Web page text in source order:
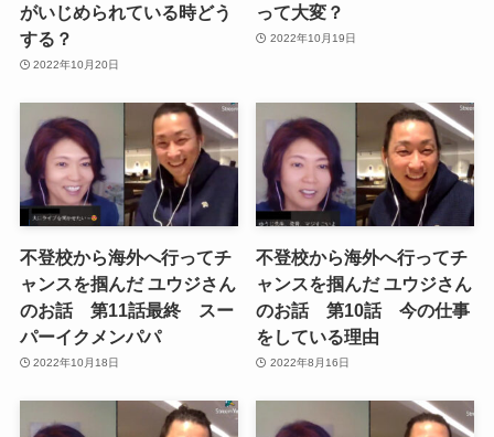
がいじめられている時どう
する？
2022年10月20日
って大変？
2022年10月19日
不登校から海外へ行ってチ
ャンスを掴んだ ユウジさん
のお話 第11話最終 スー
パーイクメンパパ
2022年10月18日
不登校から海外へ行ってチ
ャンスを掴んだ ユウジさん
のお話 第10話 今の仕事
をしている理由
2022年8月16日